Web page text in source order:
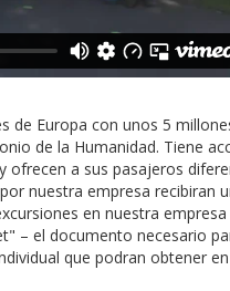
de Europa con unos 5
de la Humanidad. Tiene
a sus pasajeros
nuestra empresa recibiran
en nuestra
– el documento necesario
que podran obtener